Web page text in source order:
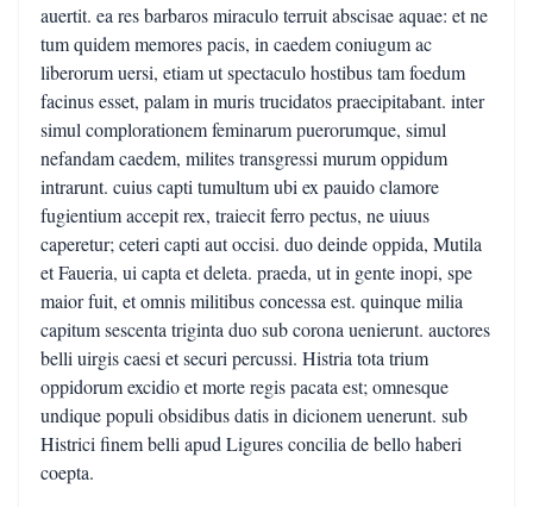
auertit. ea res barbaros miraculo terruit abscisae aquae: et ne
tum quidem memores pacis, in caedem coniugum ac
liberorum uersi, etiam ut spectaculo hostibus tam foedum
facinus esset, palam in muris trucidatos praecipitabant. inter
simul complorationem feminarum puerorumque, simul
nefandam caedem, milites transgressi murum oppidum
intrarunt. cuius capti tumultum ubi ex pauido clamore
fugientium accepit rex, traiecit ferro pectus, ne uiuus
caperetur; ceteri capti aut occisi. duo deinde oppida, Mutila
et Faueria, ui capta et deleta. praeda, ut in gente inopi, spe
maior fuit, et omnis militibus concessa est. quinque milia
capitum sescenta triginta duo sub corona uenierunt. auctores
belli uirgis caesi et securi percussi. Histria tota trium
oppidorum excidio et morte regis pacata est; omnesque
undique populi obsidibus datis in dicionem uenerunt. sub
Histrici finem belli apud Ligures concilia de bello haberi
coepta.